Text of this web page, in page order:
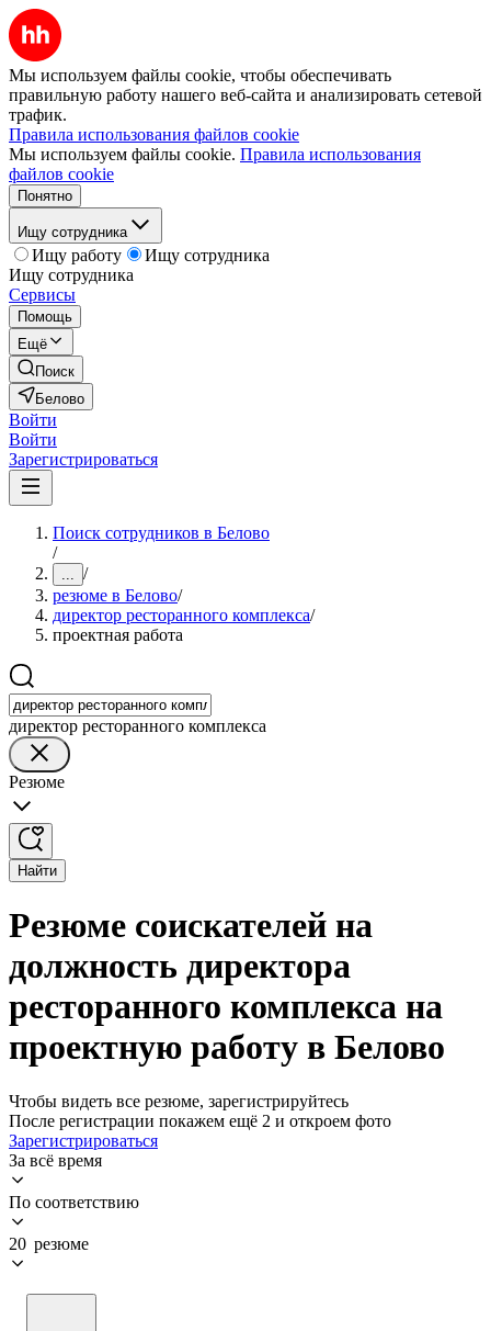
Мы используем файлы cookie, чтобы обеспечивать
правильную работу нашего веб-сайта и анализировать сетевой
трафик.
Правила использования файлов cookie
Мы используем файлы cookie. Правила использования
файлов cookie
Понятно
Ищу сотрудника
Ищу работу
Ищу сотрудника
Ищу сотрудника
Сервисы
Помощь
Ещё
Поиск
Белово
Войти
Войти
Зарегистрироваться
Поиск сотрудников в Белово
/
... /
резюме в Белово/
директор ресторанного комплекса/
проектная работа
директор ресторанного комплекса
Резюме
Найти
Резюме соискателей на
должность директора
ресторанного комплекса на
проектную работу в Белово
Чтобы видеть все резюме, зарегистрируйтесь
После регистрации покажем ещё 2 и откроем фото
Зарегистрироваться
За всё время
По соответствию
20 резюме